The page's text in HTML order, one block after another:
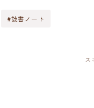
#読書ノート
ス